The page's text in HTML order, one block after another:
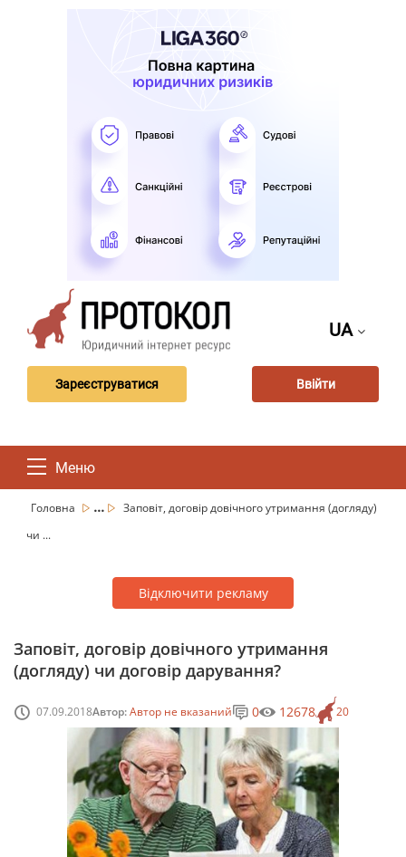
UA
Зареєструватися Ввійти
Меню
Головна ...
Заповіт, договір довічного утримання (догляду)
чи ...
Відключити рекламу
Заповіт, договір довічного утримання
(догляду) чи договір дарування?
07.09.2018Автор:Автор не вказаний 20
0 12678